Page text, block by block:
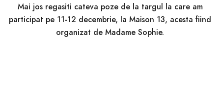
Mai jos regasiti cateva poze de la targul la care am
participat pe 11-12 decembrie, la Maison 13, acesta fiind
organizat de Madame Sophie.